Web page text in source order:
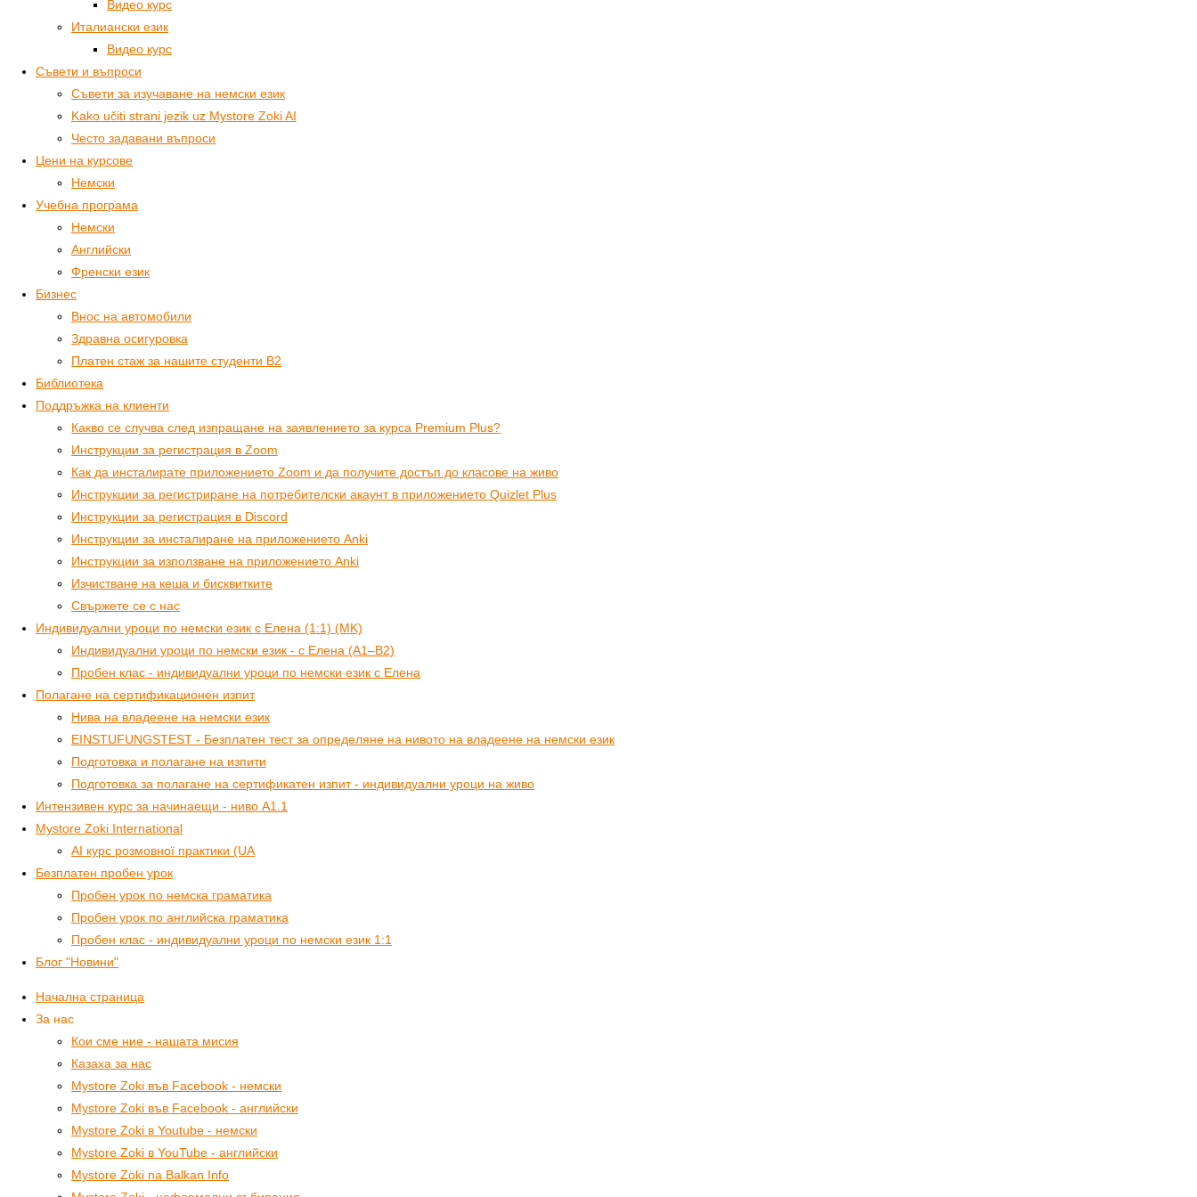
Видео курс
Италиански език
Видео курс
Съвети и въпроси
Съвети за изучаване на немски език
Kako učiti strani jezik uz Mystore Zoki AI
Често задавани въпроси
Цени на курсове
Немски
Учебна програма
Немски
Английски
Френски език
Бизнес
Внос на автомобили
Здравна осигуровка
Платен стаж за нашите студенти B2
Библиотека
Поддръжка на клиенти
Какво се случва след изпращане на заявлението за курса Premium Plus?
Инструкции за регистрация в Zoom
Как да инсталирате приложението Zoom и да получите достъп до класове на живо
Инструкции за регистриране на потребителски акаунт в приложението Quizlet Plus
Инструкции за регистрация в Discord
Инструкции за инсталиране на приложението Anki
Инструкции за използване на приложението Anki
Изчистване на кеша и бисквитките
Свържете се с нас
Индивидуални уроци по немски език с Елена (1:1) (MK)
Индивидуални уроци по немски език - с Елена (A1–B2)
Пробен клас - индивидуални уроци по немски език с Елена
Полагане на сертификационен изпит
Нива на владеене на немски език
EINSTUFUNGSTEST - Безплатен тест за определяне на нивото на владеене на немски език
Подготовка и полагане на изпити
Подготовка за полагане на сертификатен изпит - индивидуални уроци на живо
Интензивен курс за начинаещи - ниво А1.1
Mystore Zoki International
AI курс розмовної практики (UA
Безплатен пробен урок
Пробен урок по немска граматика
Пробен урок по английска граматика
Пробен клас - индивидуални уроци по немски език 1:1
Блог "Новини"
Начална страница
За нас
Кои сме ние - нашата мисия
Казаха за нас
Mystore Zoki във Facebook - немски
Mystore Zoki във Facebook - английски
Mystore Zoki в Youtube - немски
Mystore Zoki в YouTube - английски
Mystore Zoki na Balkan Info